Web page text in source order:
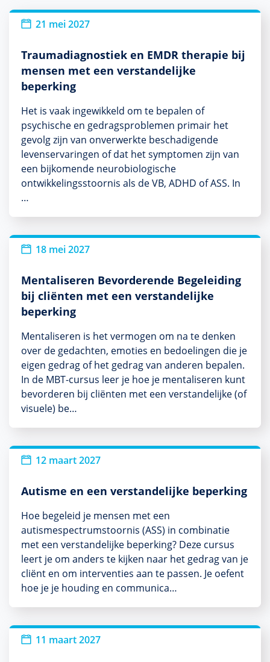
21 mei 2027
Traumadiagnostiek en EMDR therapie bij
mensen met een verstandelijke
beperking
Het is vaak ingewikkeld om te bepalen of
psychische en gedragsproblemen primair het
gevolg zijn van onverwerkte beschadigende
levenservaringen of dat het symptomen zijn van
een bijkomende neurobiologische
ontwikkelingsstoornis als de VB, ADHD of ASS. In
…
18 mei 2027
Mentaliseren Bevorderende Begeleiding
bij cliënten met een verstandelijke
beperking
Mentaliseren is het vermogen om na te denken
over de gedachten, emoties en bedoelingen die je
eigen gedrag of het gedrag van anderen bepalen.
In de MBT-cursus leer je hoe je mentaliseren kunt
bevorderen bij cliënten met een verstandelijke (of
visuele) be…
12 maart 2027
Autisme en een verstandelijke beperking
Hoe begeleid je mensen met een
autismespectrumstoornis (ASS) in combinatie
met een verstandelijke beperking? Deze cursus
leert je om anders te kijken naar het gedrag van je
cliënt en om interventies aan te passen. Je oefent
hoe je je houding en communica…
11 maart 2027